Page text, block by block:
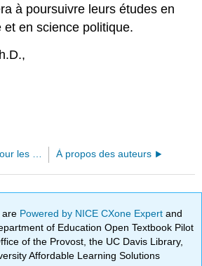
à poursuivre leurs études en
et en science politique.
Ressources pour les formateurs À propos des auteurs
are Powered by NICE CXone Expertand
of Education Open Textbook Pilot
of the Provost, the UC Davis Library,
Affordable Learning Solutions